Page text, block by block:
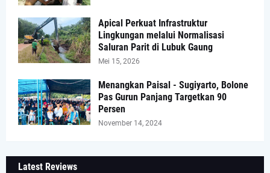
Apical Perkuat Infrastruktur
Lingkungan melalui Normalisasi
Saluran Parit di Lubuk Gaung
Mei 15, 2026
Menangkan Paisal - Sugiyarto, Bolone
Pas Gurun Panjang Targetkan 90
Persen
November 14, 2024
Latest Reviews